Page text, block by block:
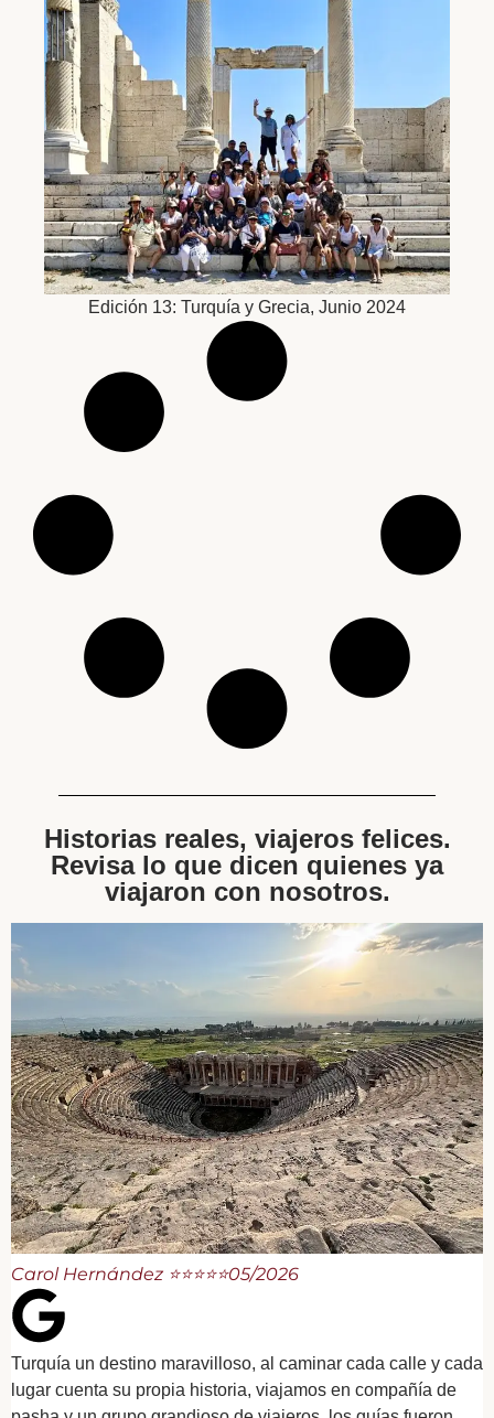
Edición 13: Turquía y Grecia, Junio 2024
Historias reales, viajeros felices.
Revisa lo que dicen quienes ya
viajaron con nosotros.
Carol Hernández ⭐⭐⭐⭐⭐05/2026
Turquía un destino maravilloso, al caminar cada calle y cada
lugar cuenta su propia historia, viajamos en compañía de